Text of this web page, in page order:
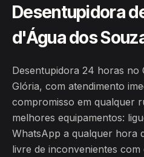
Desentupidora
d'Água dos
Desentupidora 24 horas no
Glória, com atendimento
compromisso em qualquer
melhores equipamentos:
WhatsApp a qualquer hora
livre de inconvenientes com